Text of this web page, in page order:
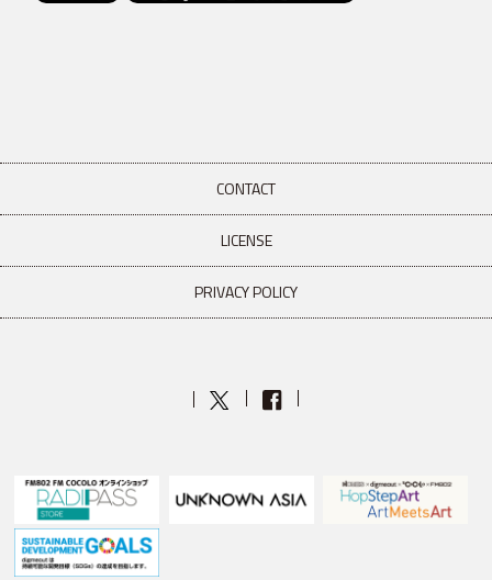
CONTACT
LICENSE
PRIVACY POLICY